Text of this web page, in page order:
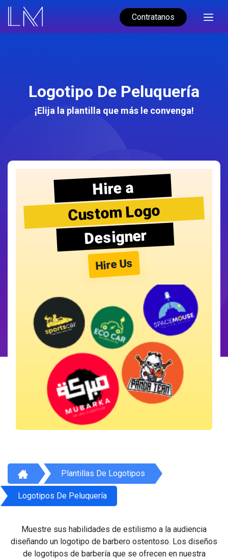
Contratanos
Logotipo De Peluquería
¡Elija la plantilla que más le convenga!
Hire a
Custom Logo
Designer
Hire Us
Plantillas De Logotipos
Logotipos De Peluquería
Muestre sus habilidades de estilismo a la audiencia
diseñando un logotipo de barbero ostentoso. Los diseños
de logotipos de barbería que se ofrecen en nuestra